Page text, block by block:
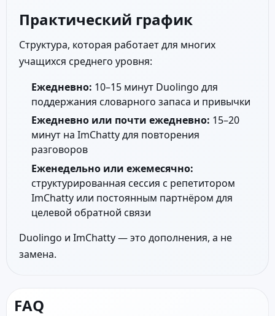
Практический график
Структура, которая работает для многих
учащихся среднего уровня:
Ежедневно: 10–15 минут Duolingo для
поддержания словарного запаса и привычки
Ежедневно или почти ежедневно: 15–20
минут на ImChatty для повторения
разговоров
Еженедельно или ежемесячно:
структурированная сессия с репетитором
ImChatty или постоянным партнёром для
целевой обратной связи
Duolingo и ImChatty — это дополнения, а не
замена.
FAQ